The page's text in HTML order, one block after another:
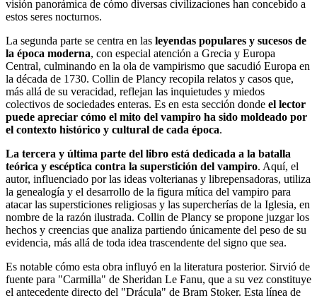
visión panorámica de cómo diversas civilizaciones han concebido a
estos seres nocturnos.
La segunda parte se centra en las leyendas populares y sucesos de
la época moderna, con especial atención a Grecia y Europa
Central, culminando en la ola de vampirismo que sacudió Europa en
la década de 1730. Collin de Plancy recopila relatos y casos que,
más allá de su veracidad, reflejan las inquietudes y miedos
colectivos de sociedades enteras. Es en esta sección donde el lector
puede apreciar cómo el mito del vampiro ha sido moldeado por
el contexto histórico y cultural de cada época.
La tercera y última parte del libro está dedicada a la batalla
teórica y escéptica contra la superstición del vampiro. Aquí, el
autor, influenciado por las ideas volterianas y librepensadoras, utiliza
la genealogía y el desarrollo de la figura mítica del vampiro para
atacar las supersticiones religiosas y las supercherías de la Iglesia, en
nombre de la razón ilustrada. Collin de Plancy se propone juzgar los
hechos y creencias que analiza partiendo únicamente del peso de su
evidencia, más allá de toda idea trascendente del signo que sea.
Es notable cómo esta obra influyó en la literatura posterior. Sirvió de
fuente para "Carmilla" de Sheridan Le Fanu, que a su vez constituye
el antecedente directo del "Drácula" de Bram Stoker. Esta línea de